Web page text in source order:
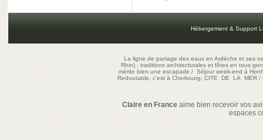
Hébergement & Support
La ligne de partage des eaux en Ardèche et ses
Rhin) : traditions architecturales et fêtes en tous
mérite bien une escapade/Séjour week-end à
Redoutable, c'est à Cherbourg, CITE DE LA MER/
Claire en Franceaime bien recevoir vos
espaces